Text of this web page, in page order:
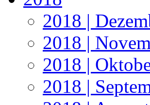
2018 |
2018 |
2018 |
2018 |